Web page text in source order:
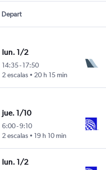
Depart
lun. 1/2
14:35-17:50
2 escalas
20 h 15 min
jue. 1/10
6:00-9:10
2 escalas
19 h 10 min
lun. 1/2